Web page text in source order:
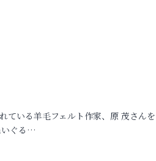
ている羊毛フェルト作家、原 茂さん
いぐる…